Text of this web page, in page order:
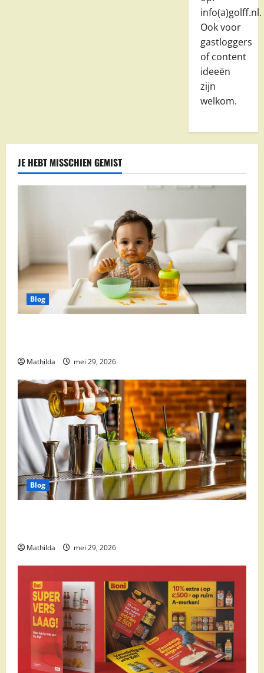
info(a)golff.nl.
Ook voor
gastloggers
of content
ideeën
zijn
welkom.
JE HEBT MISSCHIEN GEMIST
Blog
Mathilda mei 29, 2026
Blog
Mathilda mei 29, 2026